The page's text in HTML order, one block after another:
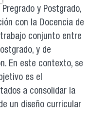
y Postgrado,
con la Docencia de
conjunto entre
y de
En este contexto, se
es el
a consolidar la
un diseño curricular